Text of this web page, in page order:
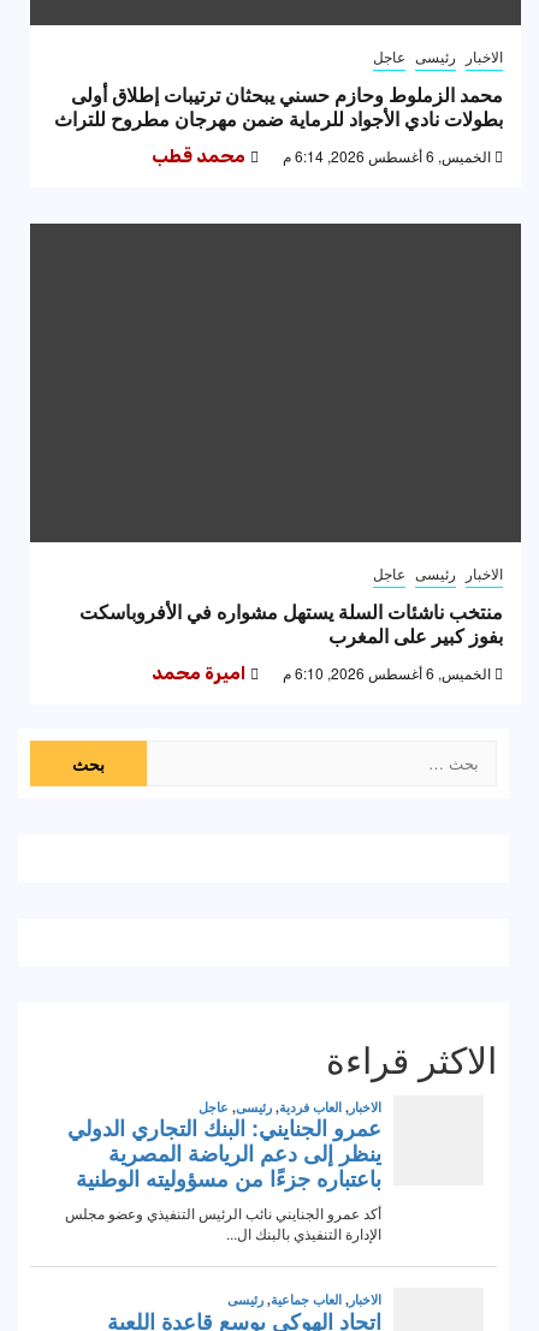
الاخبار رئيسى عاجل
محمد الزملوط وحازم حسني يبحثان ترتيبات إطلاق أولى
بطولات نادي الأجواد للرماية ضمن مهرجان مطروح للتراث
الخميس, 6 أغسطس 2026, 6:14 م محمد قطب
الاخبار رئيسى عاجل
منتخب ناشئات السلة يستهل مشواره في الأفروباسكت
بفوز كبير على المغرب
الخميس, 6 أغسطس 2026, 6:10 م اميرة محمد
عن:
الاكثر قراءة